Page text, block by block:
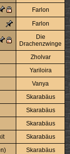
Farlon
Farlon
Die
Drachenzwinge
Zholvar
Yariloira
Vanya
Skarabäus
Skarabäus
Skarabäus
Skarabäus
Skarabäus